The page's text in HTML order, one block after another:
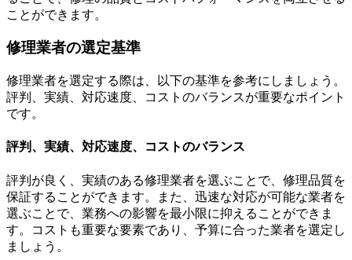
ことができます。
修理業者の選定基準
修理業者を選定する際は、以下の基準を参考にしましょう。
評判、実績、対応速度、コストのバランスが重要なポイント
です。
評判、実績、対応速度、コストのバランス
評判が良く、実績のある修理業者を選ぶことで、修理品質を
保証することができます。また、迅速な対応が可能な業者を
選ぶことで、業務への影響を最小限に抑えることができま
す。コストも重要な要素であり、予算に合った業者を選定し
ましょう。